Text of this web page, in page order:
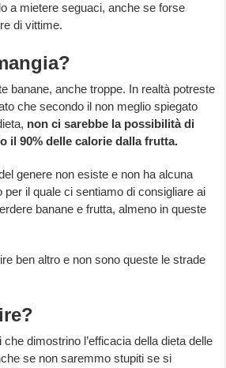
a mietere seguaci, anche se forse
di vittime.
banane, anche troppe. In realtà potreste
che secondo il non meglio spiegato
non ci sarebbe la possibilità di
il 90% delle calorie dalla frutta.
genere non esiste e non ha alcuna
il quale ci sentiamo di consigliare ai
banane e frutta, almeno in queste
ben altro e non sono queste le strade
dimostrino l’efficacia della dieta delle
se non saremmo stupiti se si